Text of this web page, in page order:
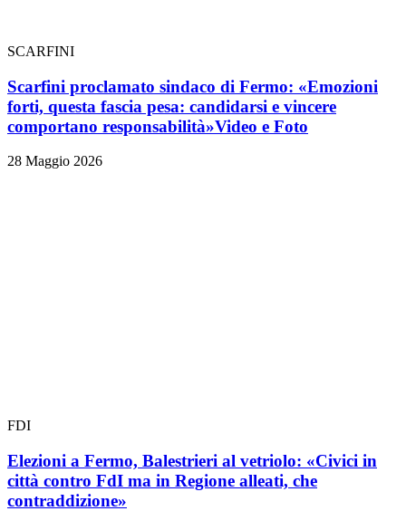
SCARFINI
Scarfini proclamato sindaco di Fermo: «Emozioni
forti, questa fascia pesa: candidarsi e vincere
comportano responsabilità»Video e Foto
28 Maggio 2026
FDI
Elezioni a Fermo, Balestrieri al vetriolo: «Civici in
città contro FdI ma in Regione alleati, che
contraddizione»